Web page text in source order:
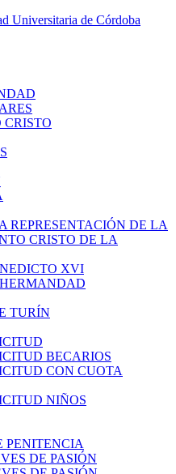
Universitaria de Córdoba
CRISTO
REPRESENTACIÓN DE LA
CRISTO DE LA
XVI
TURÍN
BECARIOS
CON CUOTA
NIÑOS
PENITENCIA
DE PASIÓN